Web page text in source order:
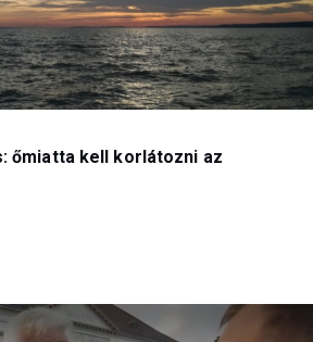
őmiatta kell korlátozni az